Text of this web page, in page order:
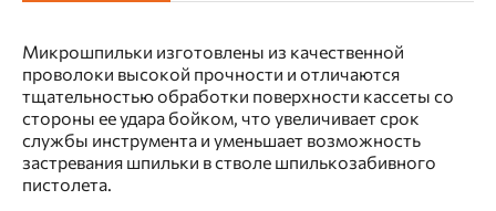
Микрошпильки изготовлены из качественной
проволоки высокой прочности и отличаются
тщательностью обработки поверхности кассеты со
стороны ее удара бойком, что увеличивает срок
службы инструмента и уменьшает возможность
застревания шпильки в стволе шпилькозабивного
пистолета.